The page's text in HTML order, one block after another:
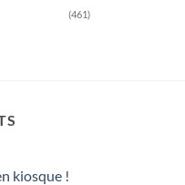
(461)
kiosque !